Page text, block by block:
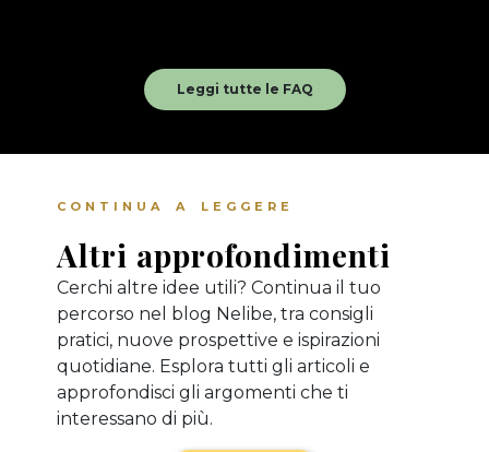
Leggi tutte le FAQ
CONTINUA A LEGGERE
Altri approfondimenti
Cerchi altre idee utili? Continua il tuo
percorso nel blog Nelibe, tra consigli
pratici, nuove prospettive e ispirazioni
quotidiane. Esplora tutti gli articoli e
approfondisci gli argomenti che ti
interessano di più.